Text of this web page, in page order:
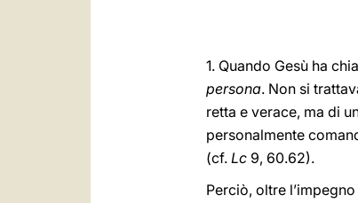
1. Quando Gesù ha
persona. Non si
retta e verace, ma di
personalmente
(cf. Lc 9, 60.62).
Perciò, oltre